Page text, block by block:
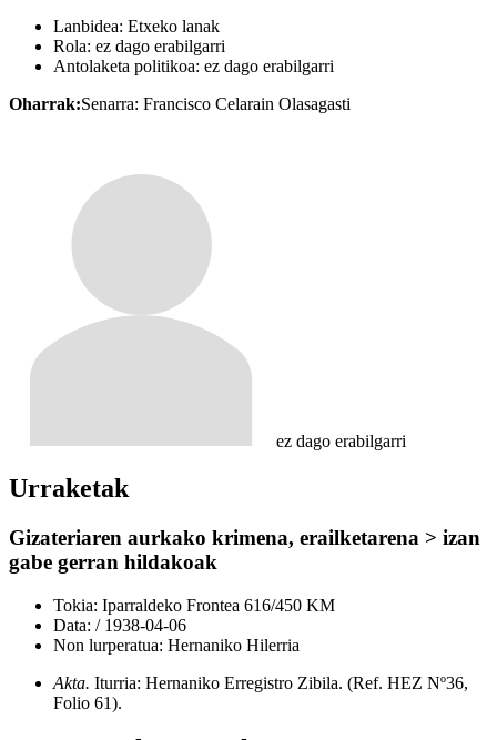
Lanbidea: Etxeko lanak
Rola: ez dago erabilgarri
Antolaketa politikoa: ez dago erabilgarri
Oharrak:Senarra: Francisco Celarain Olasagasti
ez dago erabilgarri
Urraketak
Gizateriaren aurkako krimena, erailketarena > izan
gabe gerran hildakoak
Tokia: Iparraldeko Frontea 616/450 KM
Data: / 1938-04-06
Non lurperatua: Hernaniko Hilerria
Akta. Iturria: Hernaniko Erregistro Zibila. (Ref. HEZ Nº36,
Folio 61).